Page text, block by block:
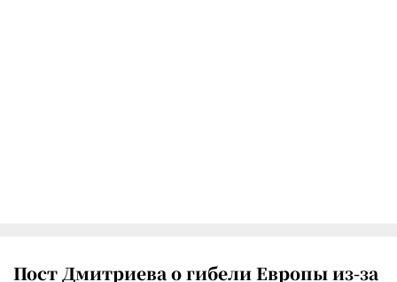
Пост Дмитриева о гибели Европы из-за